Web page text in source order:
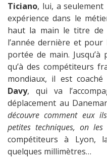
Ticiano, lui, a
expérience dans le
haut la main le titre de
l’année dernière et
portée de main.
qu’à des compétiteurs
mondiaux, il est
Davy, qui va
déplacement au
découvre comment eux
petites techniques, on les
compétiteurs à Lyon,
quelques millimètres…